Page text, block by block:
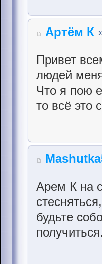
Артём К
Привет
людей
Что я пою
то всё это
Арем К на
будьте
получиться.